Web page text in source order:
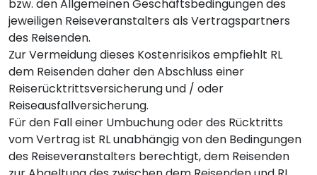
bzw. den Allgemeinen Geschäftsbedingungen des
jeweiligen Reiseveranstalters als Vertragspartners
des Reisenden.
Zur Vermeidung dieses Kostenrisikos empfiehlt RL
dem Reisenden daher den Abschluss einer
Reiserücktrittsversicherung und / oder
Reiseausfallversicherung.
Für den Fall einer Umbuchung oder des Rücktritts
vom Vertrag ist RL unabhängig von den Bedingungen
des Reiseveranstalters berechtigt, dem Reisenden